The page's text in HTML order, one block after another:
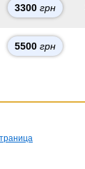
3300 грн
5500 грн